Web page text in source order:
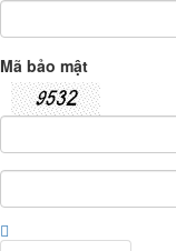
Mã bảo mật